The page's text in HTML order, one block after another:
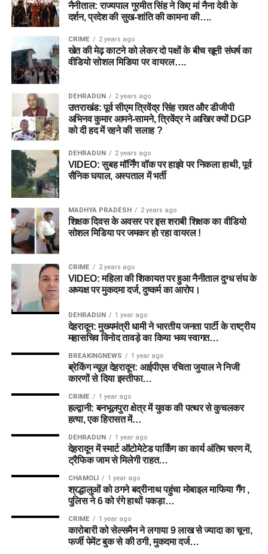
नैनीताल: राज्यपाल गुरमीत सिंह ने किए मां नैना देवी के
दर्शन, प्रदेश की सुख-शांति की कामना की….
CRIME 2 years ago
खेत की मेढ़ काटने को लेकर दो पक्षों के बीच खूनी संघर्ष का
वीडियो सोशल मिडिया पर वायरल….
DEHRADUN 2 years ago
उत्तराखंड: पूर्व सीएम त्रिवेंद्र सिंह रावत और डीजीपी
अभिनव कुमार आमने-सामने, त्रिवेंद्र ने आखिर क्यों DGP
को दी हद में रहने की सलाह ?
DEHRADUN 2 years ago
VIDEO: सुबह मॉर्निंग वॉक पर हाइवे पर निकला हाथी, पूर्व
सैनिक घयाल, अस्पताल में भर्ती
MADHYA PRADESH 2 years ago
शिक्षक दिवस के अवसर पर इस शराबी शिक्षक का वीडियो
सोशल मिडिया पर जमकर हो रहा वायरल !
CRIME 2 years ago
VIDEO: महिला की शिकायत पर हुआ नैनीताल दुग्ध संघ के
अध्यक्ष पर मुकदमा दर्ज, दुष्कर्म का आरोप।
DEHRADUN 1 year ago
देहरादून: मुख्यमंत्री धामी ने भारतीय जनता पार्टी के राष्ट्रीय
महासचिव विनोद तावड़े का किया भव्य स्वागत…
BREAKINGNEWS 1 year ago
ब्रेकिंग न्यूज़ देहरादून: आईपीएस रचिता जुयाल ने निजी
कारणों से दिया इस्तीफा…
CRIME 1 year ago
हल्द्वानी: बनभूलपुरा क्षेत्र में युवक की पत्थर से कुचलकर
हत्या, एक हिरासत में…
DEHRADUN 1 year ago
देहरादून में स्मार्ट ऑटोमेटेड पार्किंग का कार्य अंतिम चरण में,
ट्रैफिक जाम से मिलेगी राहत…
CHAMOLI 1 year ago
श्रद्धालुओं को ठगने बद्रीनाथ पहुंचा मोबाइल माफिया गैंग ,
पुलिस ने 6 को रंगे हाथों पकड़ा…
CRIME 1 year ago
कारोबारी को सेल्समैन ने लगाया 9 लाख से ज्यादा का चूना,
फर्जी पेमेंट बुक से की ठगी, मुकदमा दर्ज…